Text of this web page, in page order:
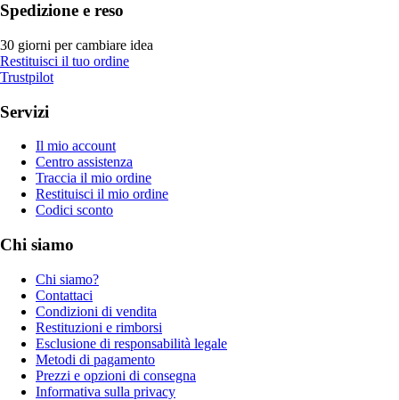
Spedizione e reso
30 giorni per cambiare idea
Restituisci il tuo ordine
Trustpilot
Servizi
Il mio account
Centro assistenza
Traccia il mio ordine
Restituisci il mio ordine
Codici sconto
Chi siamo
Chi siamo?
Contattaci
Condizioni di vendita
Restituzioni e rimborsi
Esclusione di responsabilità legale
Metodi di pagamento
Prezzi e opzioni di consegna
Informativa sulla privacy